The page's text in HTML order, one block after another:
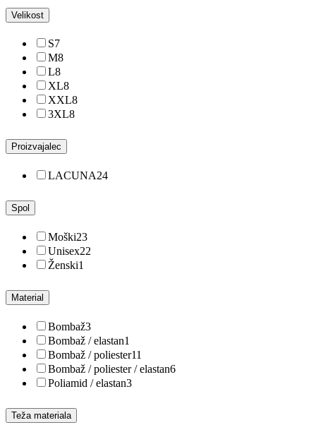
Velikost
S7
M8
L8
XL8
XXL8
3XL8
Proizvajalec
LACUNA24
Spol
Moški23
Unisex22
Ženski1
Material
Bombaž3
Bombaž / elastan1
Bombaž / poliester11
Bombaž / poliester / elastan6
Poliamid / elastan3
Teža materiala